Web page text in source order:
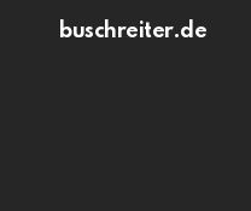
buschreiter.de